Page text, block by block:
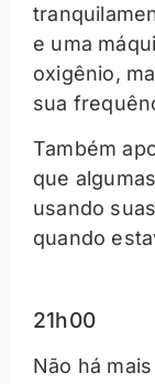
e uma
oxigênio,
sua
Também
que
usando
quando
21h00
Não há